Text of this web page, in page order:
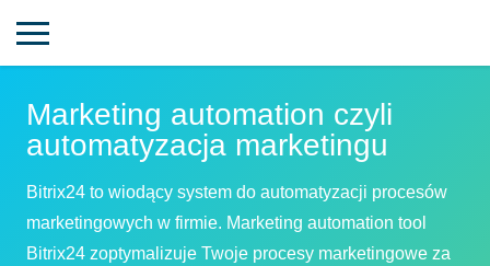
Marketing automation czyli
automatyzacja marketingu
Bitrix24 to wiodący system do automatyzacji procesów
marketingowych w firmie. Marketing automation tool
Bitrix24 zoptymalizuje Twoje procesy marketingowe za